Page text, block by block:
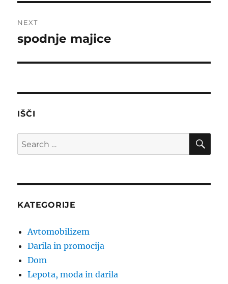
NEXT
Next
spodnje majice
IŠČI
Search
for:
KATEGORIJE
Avtomobilizem
Darila in promocija
Dom
Lepota, moda in darila